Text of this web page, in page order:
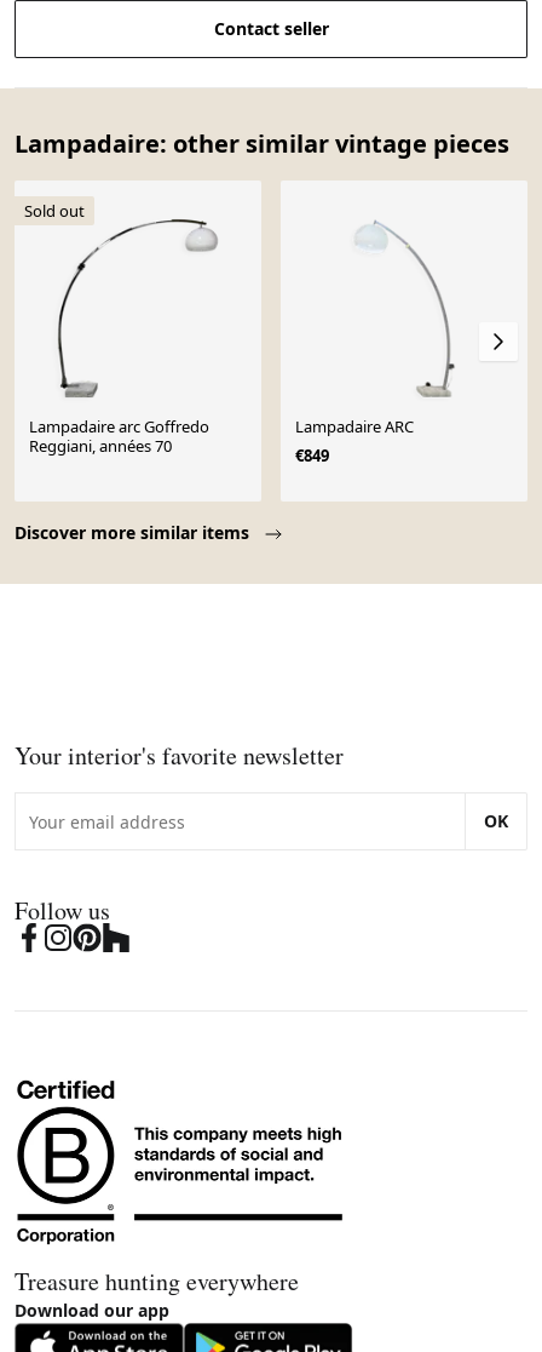
Contact seller
Lampadaire: other similar vintage pieces
Discover more similar items
Sold out
Lampadaire arc Goffredo
Reggiani, années 70
Lampadaire ARC
€849
Your interior's favorite newsletter
OK
Follow us
Treasure hunting everywhere
Download our app